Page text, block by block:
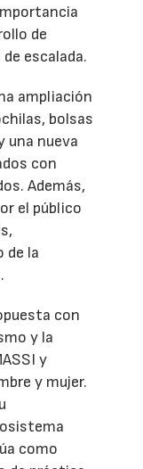
de
escalada.
ampliación
bolsas
una nueva
con
Además,
el público
de la
con
y la
y
y mujer.
como